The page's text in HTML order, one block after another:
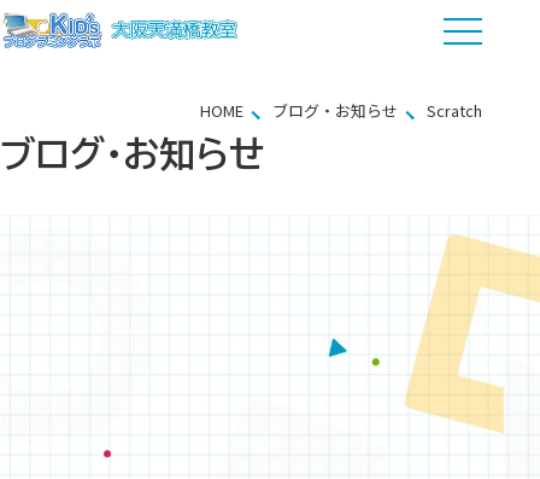
ブログ・お知らせ
HOME ブログ・お知らせ Scratch